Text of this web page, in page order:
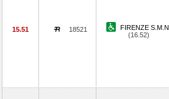
15.51 18521
FIRENZE S.M.N.
(16.52)